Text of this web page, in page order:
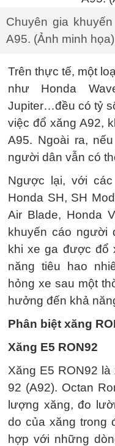
Chuyên gia
A95. (Ảnh minh
Trên thực tế, một
như Honda
Jupiter…đều có tỷ
việc đổ xăng A92,
A95. Ngoài ra,
người dân vẫn có
Ngược lại, với
Honda SH, SH
Air Blade, Honda
khuyến cáo người
khi xe ga được đổ
năng tiêu hao
hỏng xe sau một
hưởng đến khả
Phân biệt xăng
Xăng E5 RON92
Xăng E5 RON92
92 (A92). Octan
lượng xăng, đo
do của xăng trong
hợp với những